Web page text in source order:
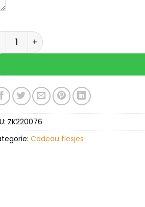
je kan het aantal
ZK220076
Cadeau flesjes